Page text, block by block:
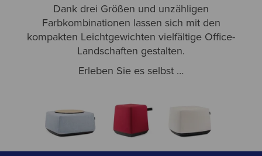
Dank drei Größen und unzähligen
Farbkombinationen lassen sich mit den
kompakten Leichtgewichten vielfältige Office-
Landschaften gestalten.
Erleben Sie es selbst …